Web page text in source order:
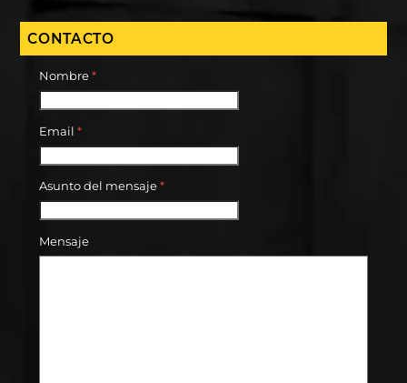
CONTACTO
Nombre*
Email *
Asunto del mensaje*
Mensaje